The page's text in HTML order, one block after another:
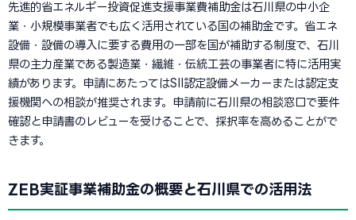
先進的省エネルギー投資促進支援事業費補助金は石川県の中小企
業・小規模事業者でも広く活用されている国の補助金です。省エネ
設備・設備の導入に要する費用の一部を国が補助する制度で、石川
県の主力産業である製造業・繊維・伝統工芸の事業者に特に活用実
績があります。申請にあたってはSII認定設備メーカーまたは認定支
援機関への相談が推奨されます。申請前に石川県の相談窓口で要件
確認と申請書のレビューを受けることで、採択率を高めることがで
きます。
ZEB実証事業補助金の概要と石川県での活用法